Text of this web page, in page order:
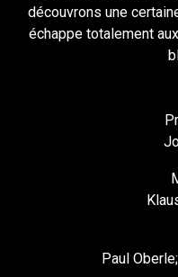
découvrons une
échappe totalement
Paul